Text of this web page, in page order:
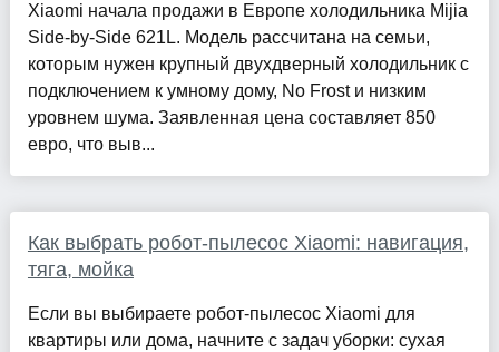
Xiaomi начала продажи в Европе холодильника Mijia
Side-by-Side 621L. Модель рассчитана на семьи,
которым нужен крупный двухдверный холодильник с
подключением к умному дому, No Frost и низким
уровнем шума. Заявленная цена составляет 850
евро, что выв...
Как выбрать робот‑пылесос Xiaomi: навигация,
тяга, мойка
Если вы выбираете робот‑пылесос Xiaomi для
квартиры или дома, начните с задач уборки: сухая